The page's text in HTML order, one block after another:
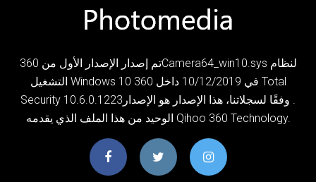
تم إصدار الإصدار الأول من 360Camera64_win10.sys لنظام
التشغيل Windows 10 في 10/12/2019 داخل 360 Total
Security 10.6.0.1223‏. وفقًا لسجلاتنا، هذا الإصدار هو الإصدار
الوحيد من هذا الملف الذي يقدمه Qihoo 360 Technology.